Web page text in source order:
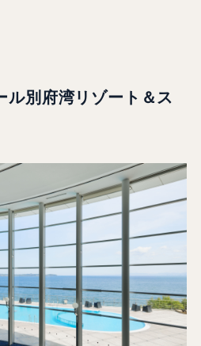
ル別府湾リゾート＆ス